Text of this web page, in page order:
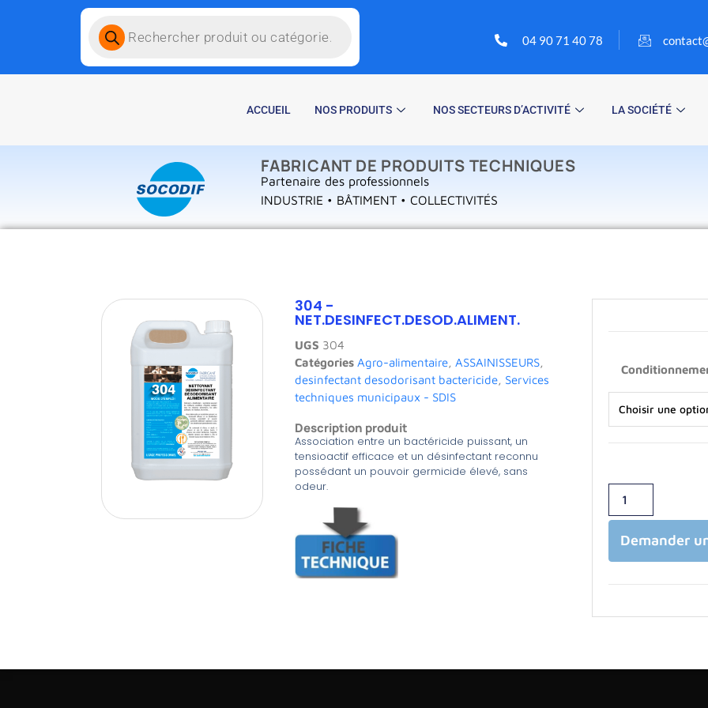
04 90 71 40 78
ACCUEIL NOS PRODUITS NOS SECTEURS D’ACTIVITÉ LA SOCIÉTÉ
FABRICANT DE PRODUITS TECHNIQUES
Partenaire des professionnels
INDUSTRIE • BÂTIMENT • COLLECTIVITÉS
304 -
NET.DESINFECT.DESOD.ALIMENT.
UGS 304
Catégories Agro-alimentaire,ASSAINISSEURS,
desinfectant desodorisant bactericide, Services
techniques municipaux - SDIS
Description produit
Association entre un bactéricide puissant, un
tensioactif efficace et un désinfectant reconnu
possédant un pouvoir germicide élevé, sans
odeur.
Demander